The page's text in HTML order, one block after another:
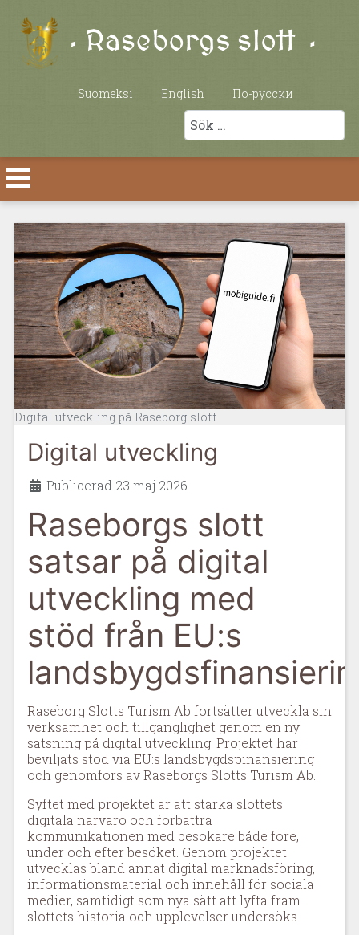
Välj ditt språkSuomeksi English По-русски
Sök
Digital utveckling på Raseborg slott
Digital utveckling
Uppgifter
Publicerad 23 maj 2026
Raseborgs slott
satsar på digital
utveckling med
stöd från EU:s
Raseborg Slotts Turism Ab fortsätter utveckla sin
verksamhet och tillgänglighet genom en ny
satsning på digital utveckling. Projektet har
beviljats stöd via EU:s landsbygdspinansiering
och genomförs av Raseborgs Slotts Turism Ab.
Syftet med projektet är att stärka slottets
digitala närvaro och förbättra
kommunikationen med besökare både före,
under och efter besöket. Genom projektet
utvecklas bland annat digital marknadsföring,
informationsmaterial och innehåll för sociala
medier, samtidigt som nya sätt att lyfta fram
slottets historia och upplevelser undersöks.